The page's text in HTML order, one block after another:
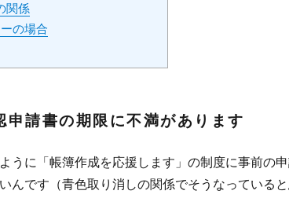
関係
の場合
申請書の期限に不満があります
うに「帳簿作成を応援します」の制度に事前の
んです（青色取り消しの関係でそうなっている